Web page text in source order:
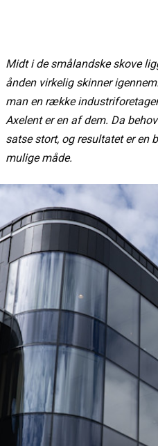
Midt i de smålandske skove
ånden virkelig skinner
man en række
Axelent er en af dem. Da
satse stort, og resultatet er en
mulige måde.